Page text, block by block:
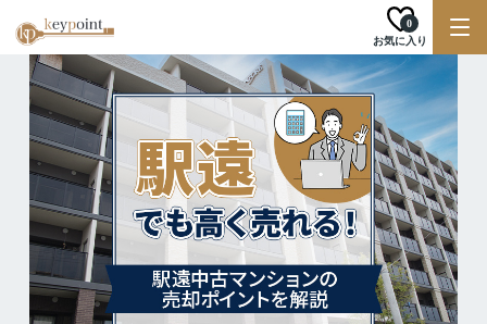
お気に入り
0